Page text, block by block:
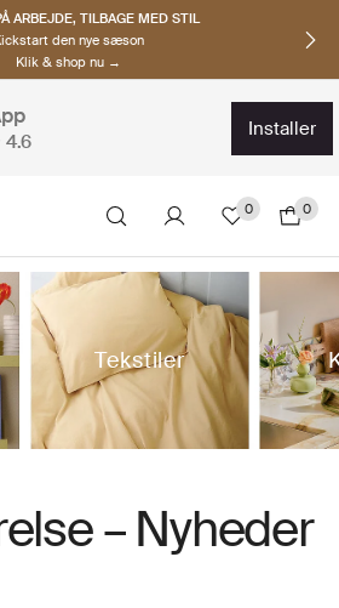
NORDISKE BRANDS
haves til den nye sæson
Klik & shop nu →
4.6
installer
0 0
Tekstiler
– Nyheder